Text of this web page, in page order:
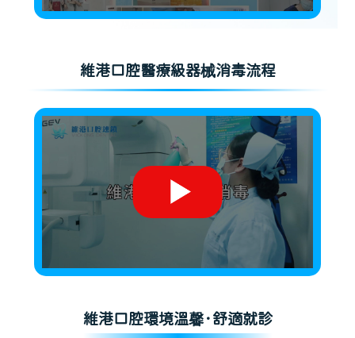
維港口腔醫療級器械消毒流程
維港口腔環境溫馨·舒適就診